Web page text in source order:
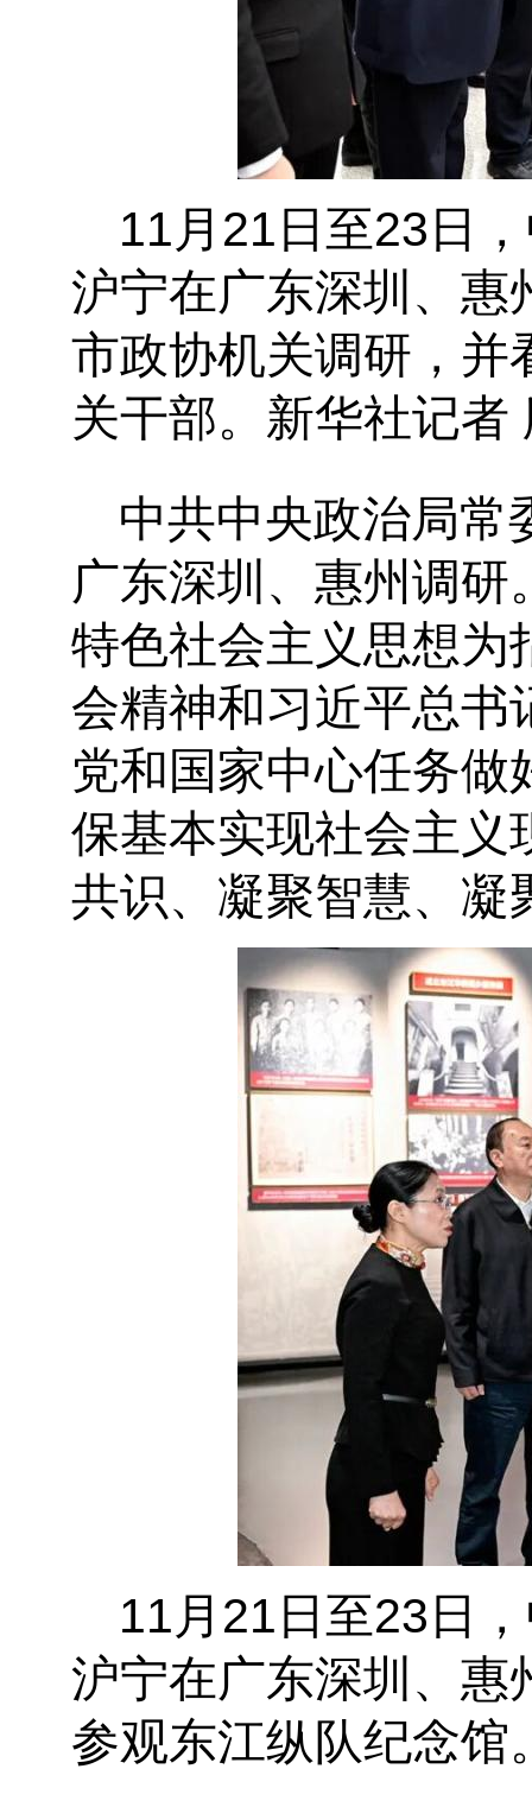
11月21日至23日
沪宁在广东深圳、惠
市政协机关调研，并
关干部。 新华社记者
中共中央政治局常
广东深圳、惠州调
特色社会主义思想为
会精神和习近平总书
党和国家中心任务
保基本实现社会主义
共识、凝聚智慧、凝
11月21日至23日
沪宁在广东深圳、惠
参观东江纵队纪念馆